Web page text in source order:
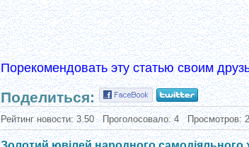
Порекомендовать эту статью своим
Поделиться:
Рейтинг новости:3.50 Проголосовало:4 Просмотров: